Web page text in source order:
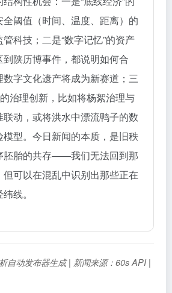
阈值（时间、温度、距离）的
科技；二是“数字记忆”的资产
陕历博事件，都说明如何合
字文化遗产将成为新赛道；三
治理创新，比如将杨絮治理与
动，或将洪水中漂流鸭子的数
型。今日新闻的本质，是旧秩
胚胎的共存——我们无法回到那
可以在混乱中识别出那些正在
线。
自动发布器生成 | 新闻来源：60s API |